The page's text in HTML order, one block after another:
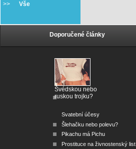
>>
Vše
Doporučené články
Švédskou nebo
ruskou trojku?
Svatební účesy
Šlehačku nebo polevu?
Pikachu má Pichu
Prostituce na živnostenský list